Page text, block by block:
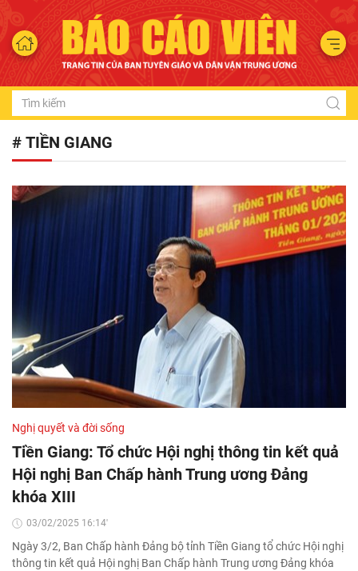
# TIỀN GIANG
Nghị quyết và đời sống
Tiền Giang: Tổ chức Hội nghị thông tin kết quả
Hội nghị Ban Chấp hành Trung ương Đảng
khóa XIII
03/02/2025 16:14'
Ngày 3/2, Ban Chấp hành Đảng bộ tỉnh Tiền Giang tổ chức Hội nghị
thông tin kết quả Hội nghị Ban Chấp hành Trung ương Đảng khóa